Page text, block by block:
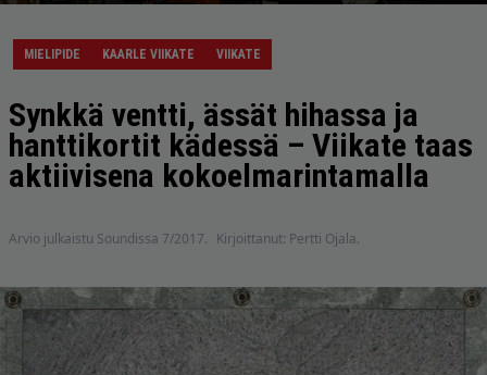
MIELIPIDE KAARLE VIIKATE VIIKATE
Synkkä ventti, ässät hihassa ja
hanttikortit kädessä – Viikate taas
aktiivisena kokoelmarintamalla
Arvio julkaistu Soundissa 7/2017. Kirjoittanut: Pertti Ojala.